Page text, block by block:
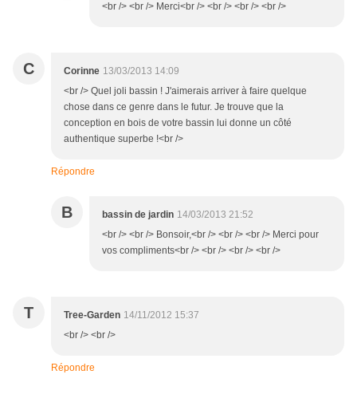
<br /> <br /> Merci<br /> <br /> <br /> <br />
C Corinne 13/03/2013 14:09
<br /> Quel joli bassin ! J'aimerais arriver à faire quelque
chose dans ce genre dans le futur. Je trouve que la
conception en bois de votre bassin lui donne un côté
authentique superbe !<br />
Répondre
B bassin de jardin 14/03/2013 21:52
<br /> <br /> Bonsoir,<br /> <br /> <br /> Merci pour
vos compliments<br /> <br /> <br /> <br />
T Tree-Garden 14/11/2012 15:37
<br /> <br />
Répondre